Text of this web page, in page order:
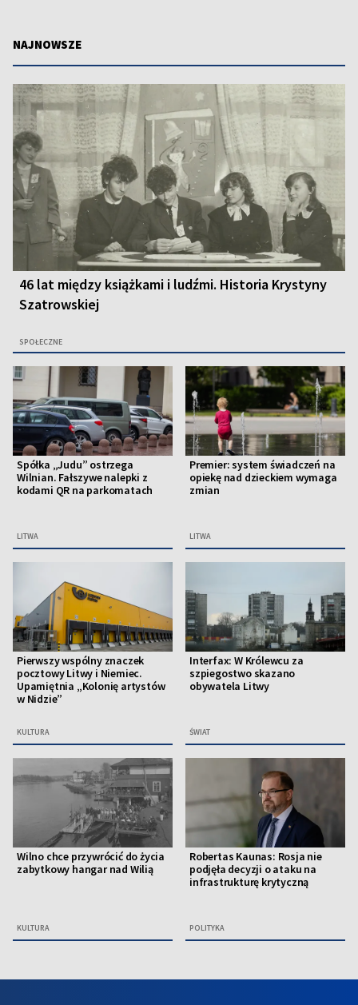
NAJNOWSZE
46 lat między książkami i ludźmi. Historia Krystyny
Szatrowskiej
SPOŁECZNE
Spółka „Judu” ostrzega
Wilnian. Fałszywe nalepki z
kodami QR na parkomatach
LITWA
Premier: system świadczeń na
opiekę nad dzieckiem wymaga
zmian
LITWA
Pierwszy wspólny znaczek
pocztowy Litwy i Niemiec.
Upamiętnia „Kolonię artystów
w Nidzie”
KULTURA
Interfax: W Królewcu za
szpiegostwo skazano
obywatela Litwy
ŚWIAT
Wilno chce przywrócić do życia
zabytkowy hangar nad Wilią
KULTURA
Robertas Kaunas: Rosja nie
podjęła decyzji o ataku na
infrastrukturę krytyczną
POLITYKA